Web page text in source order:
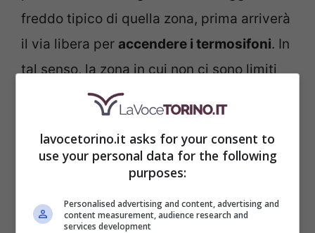
freddo tipico di quella zona, prima arriverà
il via libera per accendere i termosifoni. In
tal senso, la zona in cui non ci sono limiti
da questo punto di vista è la cosiddetta
, vale a dire quella che abbraccia
Belluno, Cuneo e Trento , ovviamente con
le relative province. E da questo punto di
vista meglio non commettere sgarri.
lavocetorino.it asks for your consent to
use your personal data for the following
purposes:
Personalised advertising and content, advertising and
content measurement, audience research and
services development